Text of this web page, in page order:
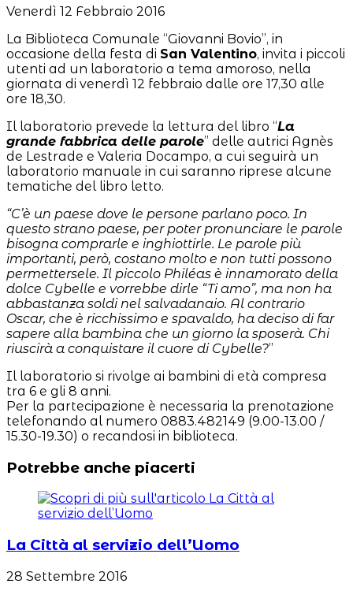
Venerdì 12 Febbraio 2016
La Biblioteca Comunale “Giovanni Bovio”, in
occasione della festa di San Valentino, invita i piccoli
utenti ad un laboratorio a tema amoroso, nella
giornata di venerdì 12 febbraio dalle ore 17,30 alle
ore 18,30.
Il laboratorio prevede la lettura del libro “La
grande fabbrica delle parole” delle autrici Agnès
de Lestrade e Valeria Docampo, a cui seguirà un
laboratorio manuale in cui saranno riprese alcune
tematiche del libro letto.
“C’è un paese dove le persone parlano poco. In
questo strano paese, per poter pronunciare le parole
bisogna comprarle e inghiottirle. Le parole più
importanti, però, costano molto e non tutti possono
permettersele. Il piccolo Philéas è innamorato della
dolce Cybelle e vorrebbe dirle “Ti amo”, ma non ha
abbastanza soldi nel salvadanaio. Al contrario
Oscar, che è ricchissimo e spavaldo, ha deciso di far
sapere alla bambina che un giorno la sposerà. Chi
riuscirà a conquistare il cuore di Cybelle?”
Il laboratorio si rivolge ai bambini di età compresa
tra 6 e gli 8 anni.
Per la partecipazione è necessaria la prenotazione
telefonando al numero 0883.482149 (9.00-13.00 /
15.30-19.30) o recandosi in biblioteca.
Potrebbe anche piacerti
La Città al servizio dell’Uomo
28 Settembre 2016